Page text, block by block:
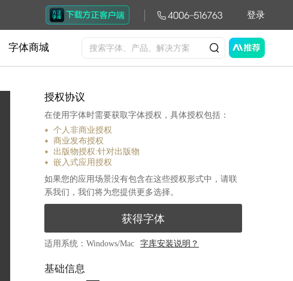
登录
字体商城
授权协议
在使用字体时需要获取字体授权，具体授权包括：
个人非商业授权
商业发布授权
出版物授权:针对出版物
嵌入式应用授权
如果您的应用场景没有包含在这些授权形式中，请联
系我们，我们将为您提供更多选择。
获得字体
适用系统：Windows/Mac 字库安装说明？
基础信息